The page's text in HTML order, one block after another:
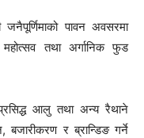
पावन अवसरमा
तथा अर्गानिक फुड
आलु तथा अन्य रैथाने
बजारीकरण र ब्रान्डिङ गर्ने